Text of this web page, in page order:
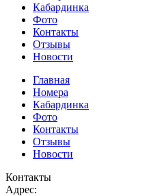
Кабардинка
Фото
Контакты
Отзывы
Новости
Главная
Номера
Кабардинка
Фото
Контакты
Отзывы
Новости
Контакты
Адрес: